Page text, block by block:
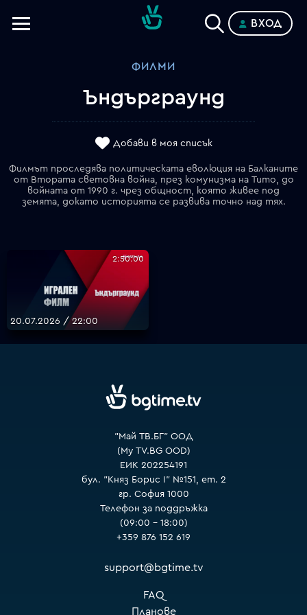
ВХОД
ФИЛМИ
Ъндърграунд
Добави в моя списък
Филмът проследява политическата еволюция на Балканите
от Втората световна война, през комунизма на Тито, до
войната от 1990 г. чрез общност, която живее под
земята, докато историята се развива точно над тях.
2:50:00
20.07.2026 / 22:00
"Май ТВ.БГ" ООД
(My TV.BG OOD)
ЕИК 202254191
бул. "Княз Борис I" №151, ет. 2
гр. София 1000
Телефон за поддръжка
(09:00 – 18:00)
+359 876 152 619
support@bgtime.tv
FAQ
Планове